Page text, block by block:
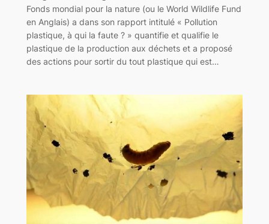
Fonds mondial pour la nature (ou le World Wildlife Fund
en Anglais) a dans son rapport intitulé « Pollution
plastique, à qui la faute ? » quantifie et qualifie le
plastique de la production aux déchets et a proposé
des actions pour sortir du tout plastique qui est…